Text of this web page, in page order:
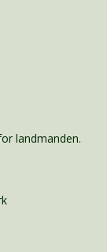
landmanden.